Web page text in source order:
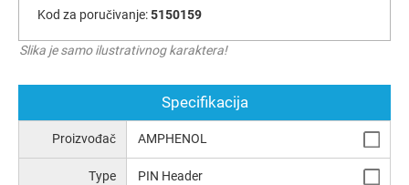
Kod za poručivanje:5150159
Slika je samo ilustrativnog karaktera!
Specifikacija
Proizvođač AMPHENOL
Type PIN Header